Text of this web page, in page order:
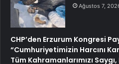
Ağustos 7,
CHP’den Erzurum Kongresi
“Cumhuriyetimizin Harcını
Tüm Kahramanlarımızı